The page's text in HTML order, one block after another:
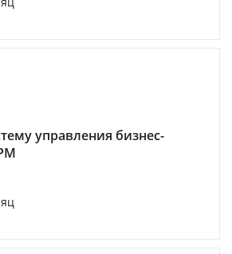
управления бизнес-